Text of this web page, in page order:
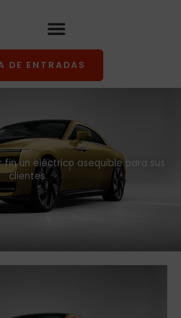
DE ENTRADAS
fin un eléctrico asequible para sus
clientes